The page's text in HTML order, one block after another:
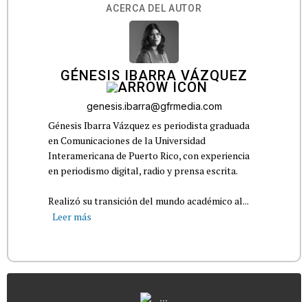
ACERCA DEL AUTOR
GÉNESIS IBARRA VÁZQUEZ
genesis.ibarra@gfrmedia.com
Génesis Ibarra Vázquez es periodista graduada
en Comunicaciones de la Universidad
Interamericana de Puerto Rico, con experiencia
en periodismo digital, radio y prensa escrita.
Realizó su transición del mundo académico al...
Leer más
...